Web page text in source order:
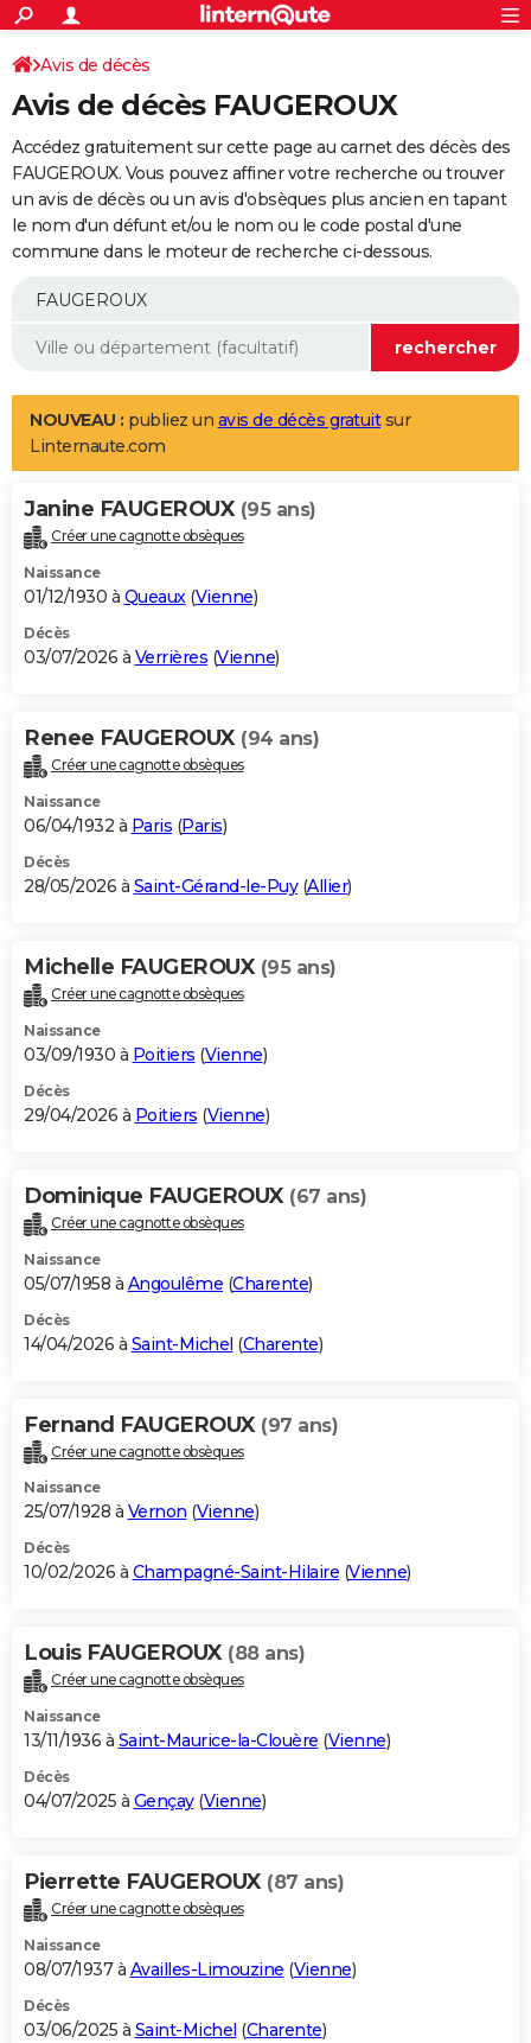
ACTUALITÉS
Politique
Société
Faits Divers
Education
Monde
Villes
+
SPORT
Coupe du monde 2026
Football
Tennis
Cyclisme
Rugby
Forum
Programme TV
TNT
Streaming
Cinéma
Sorties cinéma
Musique
+
FINANCE
Impôts
Immobilier
Risques naturels par ville
Banque
Assurance
Crédit
AUTO
Essais
Réserver un essai
Citadines
Berlines
SUV
Forum auto
+
Mobiles
Meilleur smartphone
Internet
Ordinateurs
Jeux vidéo
Guide high-tech
Aménagement intérieur
LIFESTYLE
Art de vivre
Bien-être
Loisirs
Mode
Modes de vie
Alimentation
Guide de la santé
Maladies
Médicaments
Sommeil
VOYAGE
Destinations
City break
Voyage nature
Voyage de noces
Forum
Climat
+PHOTO
GUIDES D'ACHAT
BONS PLANS
Carte de Noël
Carte Bonne année
Carte Saint-Valentin
Carte Pâques
Carte d'anniversaire
DICTIONNAIRE
Dictionnaire
Biographies
Citations
Expressions
Proverbes
PROGRAMME TV
S'inscrire
Se connecter
Lycées
Collèges
Primaires
Universités
Entreprises
Service militaire
Avis de recherche
AVIS DE DÉCÈS
Bricolage
Lifestyle
Culture
Sport
Auto
Television
Voyage
Cinema
Avis de décès
Avis de décès FAUGEROUX
Accédez gratuitement sur cette page au carnet des décès des
FAUGEROUX. Vous pouvez affiner votre recherche ou trouver
un avis de décès ou un avis d'obsèques plus ancien en tapant
le nom d'un défunt et/ou le nom ou le code postal d'une
commune dans le moteur de recherche ci-dessous.
NOUVEAU : publiez un avis de décès gratuitsur
Linternaute.com
Janine FAUGEROUX (95 ans)
Créer une cagnotte obsèques
Naissance
01/12/1930 à Queaux(Vienne)
Décès
03/07/2026 à Verrières (Vienne)
Renee FAUGEROUX (94 ans)
Créer une cagnotte obsèques
Naissance
06/04/1932 à Paris (Paris)
Décès
28/05/2026 à Saint-Gérand-le-Puy(Allier)
Michelle FAUGEROUX (95 ans)
Créer une cagnotte obsèques
Naissance
03/09/1930 à Poitiers (Vienne)
Décès
29/04/2026 à Poitiers (Vienne)
Dominique FAUGEROUX (67 ans)
Créer une cagnotte obsèques
Naissance
05/07/1958 à Angoulême (Charente)
Décès
14/04/2026 à Saint-Michel (Charente)
Fernand FAUGEROUX (97 ans)
Créer une cagnotte obsèques
Naissance
25/07/1928 à Vernon (Vienne)
Décès
10/02/2026 à Champagné-Saint-Hilaire (Vienne)
Louis FAUGEROUX (88 ans)
Créer une cagnotte obsèques
Naissance
13/11/1936 à Saint-Maurice-la-Clouère (Vienne)
Décès
04/07/2025 à Gençay(Vienne)
Pierrette FAUGEROUX (87 ans)
Créer une cagnotte obsèques
Naissance
08/07/1937 à Availles-Limouzine (Vienne)
Décès
03/06/2025 à Saint-Michel (Charente)